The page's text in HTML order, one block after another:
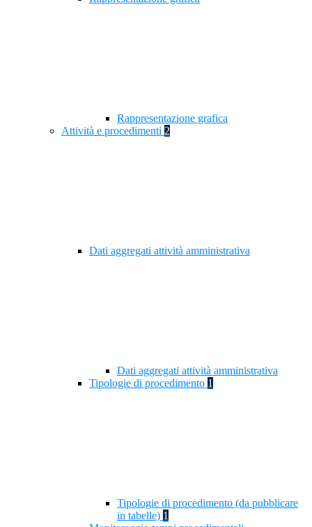
Rappresentazione grafica
Attività e procedimenti 2
Dati aggregati attività amministrativa
Dati aggregati attività amministrativa
Tipologie di procedimento 1
Tipologie di procedimento (da pubblicare
in tabelle) 1